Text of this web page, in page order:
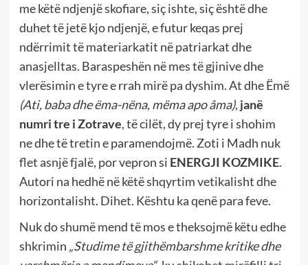
me këtë ndjenjë skofiare, siç ishte, siç është dhe
duhet të jetë kjo ndjenjë, e futur keqas prej
ndërrimit të materiarkatit në patriarkat dhe
anasjelltas. Baraspeshën në mes të gjinive dhe
vlerësimin e tyre e rrah mirë pa dyshim. At dhe Ëmë
(Ati, baba dhe ëma-nëna, mëma apo âma), janë
numri tre i Zotrave, të cilët, dy prej tyre i shohim
ne dhe të tretin e paramendojmë. Zoti i Madh nuk
flet asnjë fjalë, por vepron si ENERGJI KOZMIKE.
Autori na hedhë në këtë shqyrtim vetikalisht dhe
horizontalisht. Dihet. Kështu ka qenë para feve.
Nuk do shumë mend të mos e theksojmë këtu edhe
shkrimin „Studime të gjithëmbarshme kritike dhe